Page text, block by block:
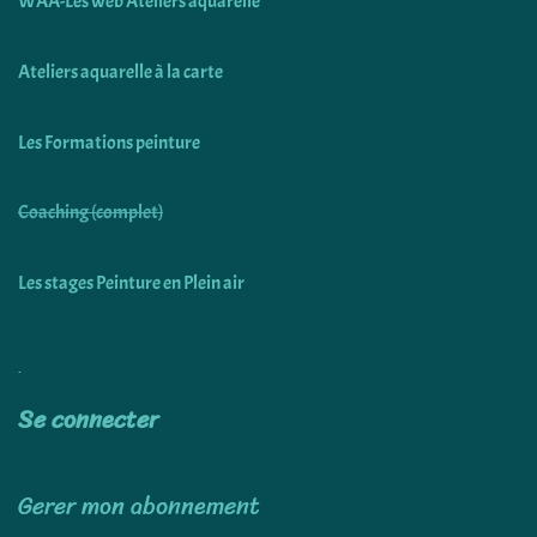
Ateliers aquarelle à la carte
Les Formations peinture
Coaching (complet)
Les stages Peinture en Plein air
Se connecter
Gerer mon abonnement